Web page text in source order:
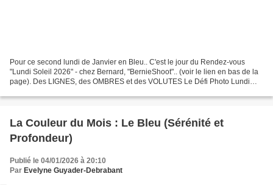
Pour ce second lundi de Janvier en Bleu.. C'est le jour du Rendez-vous
"Lundi Soleil 2026" - chez Bernard, "BernieShoot".. (voir le lien en bas de la
page). Des LIGNES, des OMBRES et des VOLUTES Le Défi Photo Lundi
La Couleur du Mois : Le Bleu (Sérénité et
Profondeur)
Publié le 04/01/2026 à 20:10
Par Evelyne Guyader-Debrabant